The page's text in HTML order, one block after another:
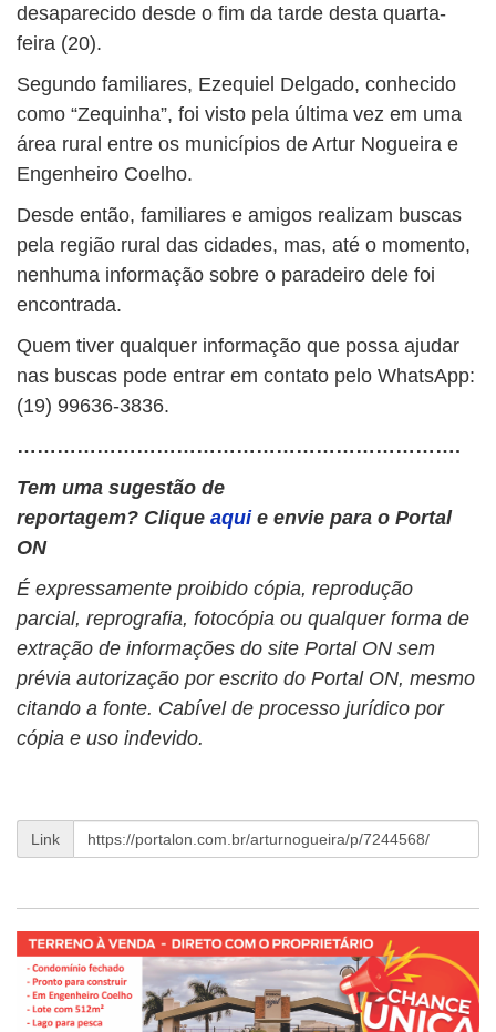
desaparecido desde o fim da tarde desta quarta-
feira (20).
Segundo familiares, Ezequiel Delgado, conhecido
como “Zequinha”, foi visto pela última vez em uma
área rural entre os municípios de Artur Nogueira e
Engenheiro Coelho.
Desde então, familiares e amigos realizam buscas
pela região rural das cidades, mas, até o momento,
nenhuma informação sobre o paradeiro dele foi
encontrada.
Quem tiver qualquer informação que possa ajudar
nas buscas pode entrar em contato pelo WhatsApp:
(19) 99636-3836.
………………………………………………………….
Tem uma sugestão de
reportagem? Clique aqui e envie para o Portal
ON
É expressamente proibido cópia, reprodução
parcial, reprografia, fotocópia ou qualquer forma de
extração de informações do site Portal ON sem
prévia autorização por escrito do Portal ON, mesmo
citando a fonte. Cabível de processo jurídico por
cópia e uso indevido.
Link